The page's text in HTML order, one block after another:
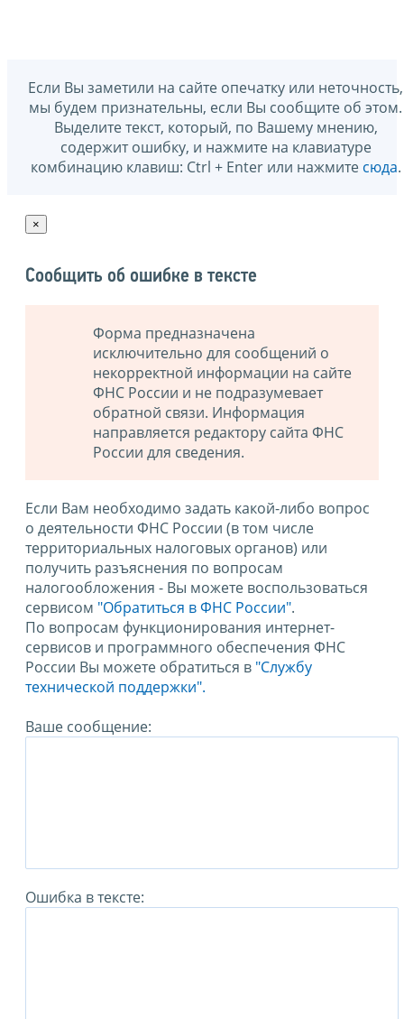
Если Вы заметили на сайте опечатку или неточность,
мы будем признательны, если Вы сообщите об этом.
Выделите текст, который, по Вашему мнению,
содержит ошибку, и нажмите на клавиатуре
комбинацию клавиш: Ctrl + Enter или нажмите сюда.
×
Сообщить об ошибке в тексте
Форма предназначена
исключительно для сообщений о
некорректной информации на сайте
ФНС России и не подразумевает
обратной связи. Информация
направляется редактору сайта ФНС
России для сведения.
Если Вам необходимо задать какой-либо вопрос
о деятельности ФНС России (в том числе
территориальных налоговых органов) или
получить разъяснения по вопросам
налогообложения - Вы можете воспользоваться
сервисом "Обратиться в ФНС России".
По вопросам функционирования интернет-
сервисов и программного обеспечения ФНС
России Вы можете обратиться в "Службу
технической поддержки".
Ваше сообщение:
Ошибка в тексте: